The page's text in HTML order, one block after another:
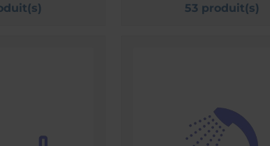
53 produit(s)